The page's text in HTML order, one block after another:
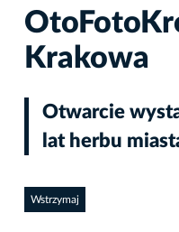
Krakowa
Otwarcie
lat herbu
Wstrzymaj